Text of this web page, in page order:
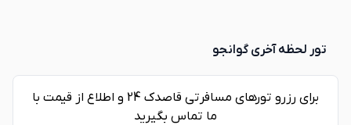
تور لحظه آخری گوانجو
برای رزرو تورهای مسافرتی قاصدک 24 و اطلاع از قیمت با
ما تماس بگیرید